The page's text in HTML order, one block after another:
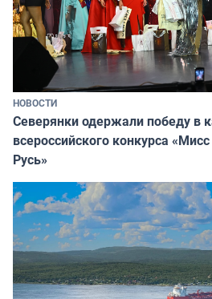
НОВОСТИ
Северянки одержали победу в
всероссийского конкурса
Русь»